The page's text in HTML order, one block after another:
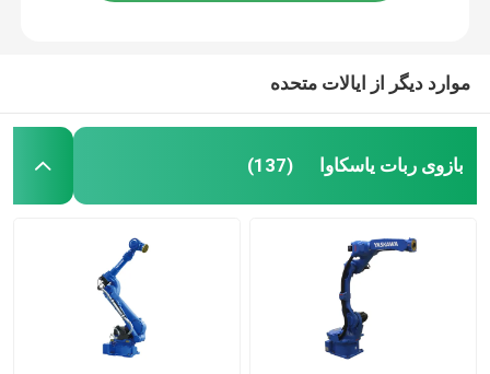
موارد دیگر از ایالات متحده
بازوی ربات یاسکاوا (137)